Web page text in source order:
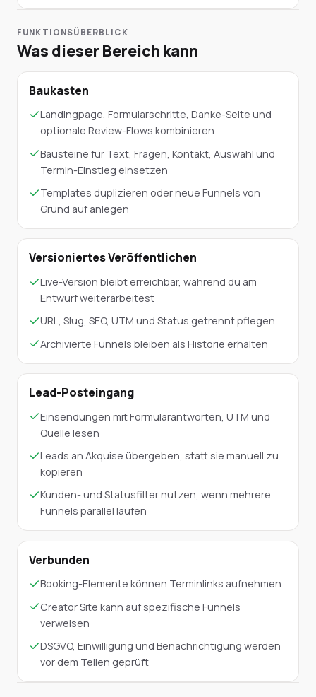
FUNKTIONSÜBERBLICK
Was dieser Bereich kann
Baukasten
Landingpage, Formularschritte, Danke-Seite und
optionale Review-Flows kombinieren
Bausteine für Text, Fragen, Kontakt, Auswahl und
Termin-Einstieg einsetzen
Templates duplizieren oder neue Funnels von
Grund auf anlegen
Versioniertes Veröffentlichen
Live-Version bleibt erreichbar, während du am
Entwurf weiterarbeitest
URL, Slug, SEO, UTM und Status getrennt pflegen
Archivierte Funnels bleiben als Historie erhalten
Lead-Posteingang
Einsendungen mit Formularantworten, UTM und
Quelle lesen
Leads an Akquise übergeben, statt sie manuell zu
kopieren
Kunden- und Statusfilter nutzen, wenn mehrere
Funnels parallel laufen
Verbunden
Booking-Elemente können Terminlinks aufnehmen
Creator Site kann auf spezifische Funnels
verweisen
DSGVO, Einwilligung und Benachrichtigung werden
vor dem Teilen geprüft